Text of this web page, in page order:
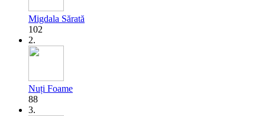
Migdala Sărată
102
2.
Nuți Foame
88
3.